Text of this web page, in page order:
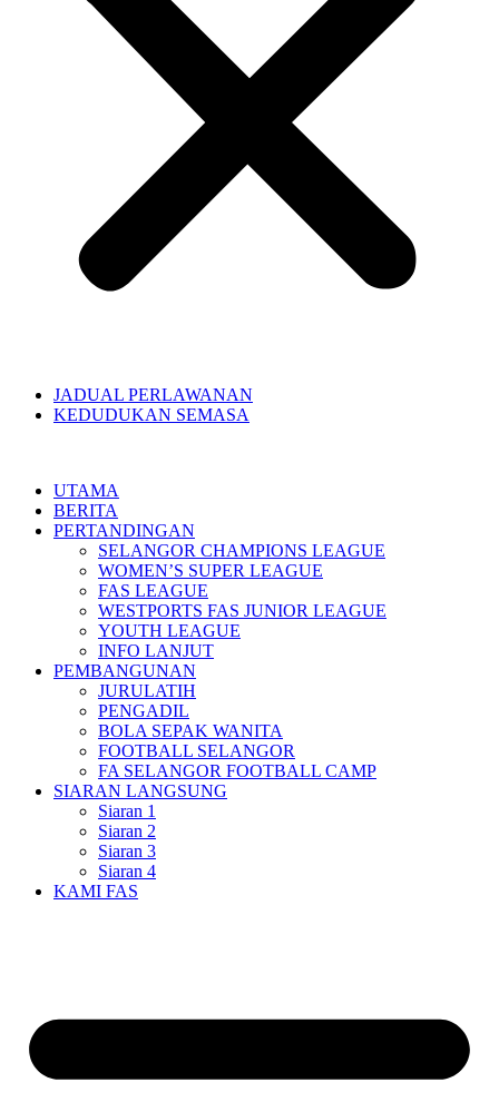
JADUAL PERLAWANAN
KEDUDUKAN SEMASA
UTAMA
BERITA
PERTANDINGAN
SELANGOR CHAMPIONS LEAGUE
WOMEN’S SUPER LEAGUE
FAS LEAGUE
WESTPORTS FAS JUNIOR LEAGUE
YOUTH LEAGUE
INFO LANJUT
PEMBANGUNAN
JURULATIH
PENGADIL
BOLA SEPAK WANITA
FOOTBALL SELANGOR
FA SELANGOR FOOTBALL CAMP
SIARAN LANGSUNG
Siaran 1
Siaran 2
Siaran 3
Siaran 4
KAMI FAS